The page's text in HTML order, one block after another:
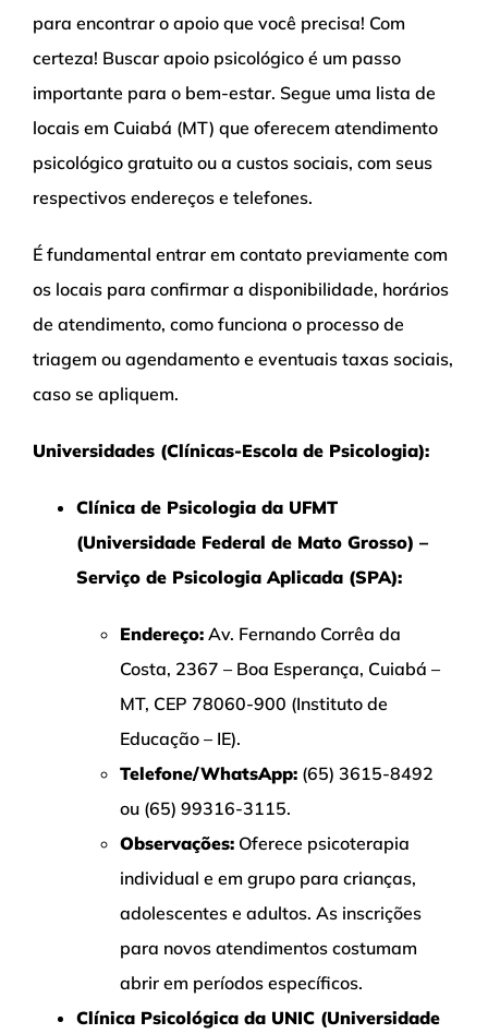
para encontrar o apoio que você precisa! Com
certeza! Buscar apoio psicológico é um passo
importante para o bem-estar. Segue uma lista de
locais em Cuiabá (MT) que oferecem atendimento
psicológico gratuito ou a custos sociais, com seus
respectivos endereços e telefones.
É fundamental entrar em contato previamente com
os locais para confirmar a disponibilidade, horários
de atendimento, como funciona o processo de
triagem ou agendamento e eventuais taxas sociais,
caso se apliquem.
Universidades (Clínicas-Escola de Psicologia):
Clínica de Psicologia da UFMT
(Universidade Federal de Mato Grosso) –
Serviço de Psicologia Aplicada (SPA):
Endereço: Av. Fernando Corrêa da
Costa, 2367 – Boa Esperança, Cuiabá –
MT, CEP 78060-900 (Instituto de
Educação – IE).
Telefone/WhatsApp: (65) 3615-8492
ou (65) 99316-3115.
Observações: Oferece psicoterapia
individual e em grupo para crianças,
adolescentes e adultos. As inscrições
para novos atendimentos costumam
abrir em períodos específicos.
Clínica Psicológica da UNIC (Universidade